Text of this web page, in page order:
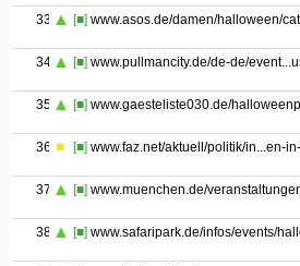
33 [■] www.asos.de/damen/halloween/
34 [■] www.pullmancity.de/de-de/
35 [■] www.gaesteliste030.de/
36 [■] www.faz.net/aktuell/politik/in...en-
37 [■] www.muenchen.de/
38 [■] www.safaripark.de/infos/events/